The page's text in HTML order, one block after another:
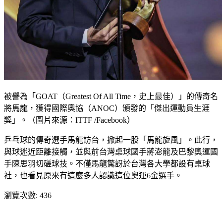
被譽為「GOAT（Greatest Of All Time，史上最佳）」的傳奇名
將馬龍，獲得國際奧協（ANOC）頒發的「傑出運動員生涯
獎」。（圖片來源：ITTF /Facebook）
乒乓球的傳奇選手馬龍訪台，掀起一股「馬龍旋風」。此行，
與球迷近距離接觸，並與前台灣桌球國手蔣澎龍及巴黎奧運國
手陳思羽切磋球技。不僅馬龍驚訝於台灣各大學都設有桌球
社，也看見原來有這麼多人認識這位奧運6金選手。
瀏覽次數: 436